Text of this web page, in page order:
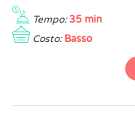
Tempo: 35 min
Costo: Basso